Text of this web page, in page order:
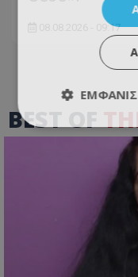
08.08.2026 - 09:17
BEST OF